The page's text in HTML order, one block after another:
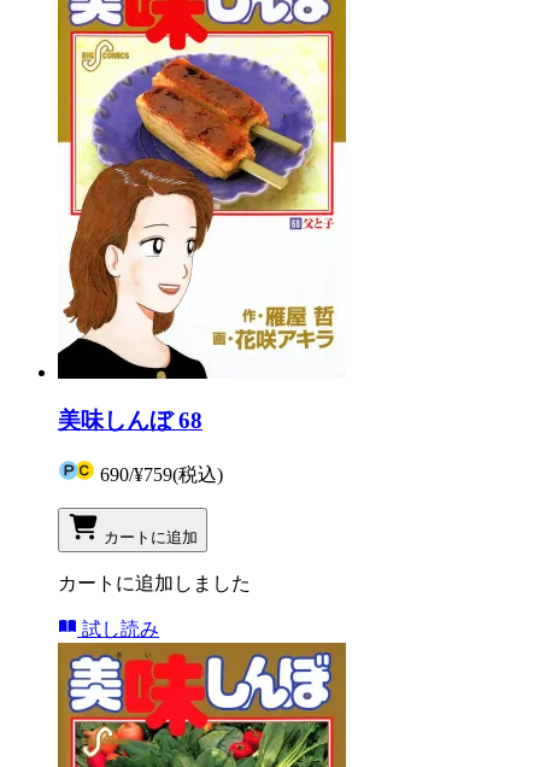
美味しんぼ 68
690/¥759(税込)
カートに追加
カートに追加しました
試し読み